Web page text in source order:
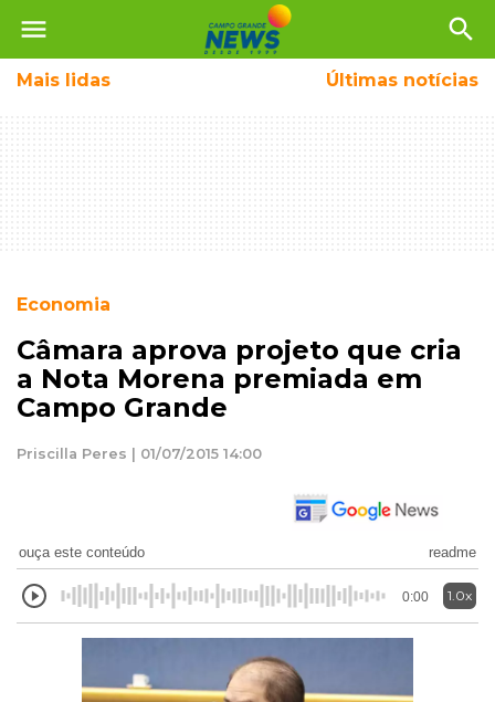
menu search
Mais lidas Últimas notícias
Economia
Câmara aprova projeto que cria
a Nota Morena premiada em
Campo Grande
Priscilla Peres | 01/07/2015 14:00
ouça este conteúdo readme
0:00 1.0x